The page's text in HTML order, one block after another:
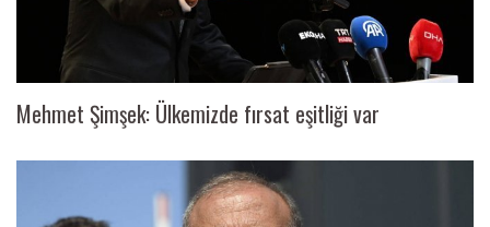
Mehmet Şimşek: Ülkemizde fırsat eşitliği var